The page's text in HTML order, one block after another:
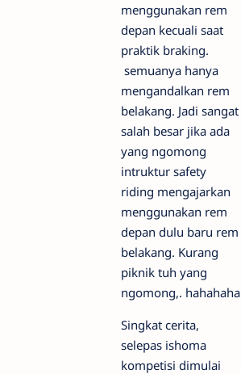
menggunakan rem
depan kecuali saat
praktik braking.
semuanya hanya
mengandalkan rem
belakang. Jadi sangat
salah besar jika ada
yang ngomong
intruktur safety
riding mengajarkan
menggunakan rem
depan dulu baru rem
belakang. Kurang
piknik tuh yang
ngomong,. hahahaha
Singkat cerita,
selepas ishoma
kompetisi dimulai